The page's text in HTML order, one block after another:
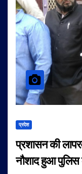
प्रदेश
प्रशासन की
नौशाद हुआ पुलिस